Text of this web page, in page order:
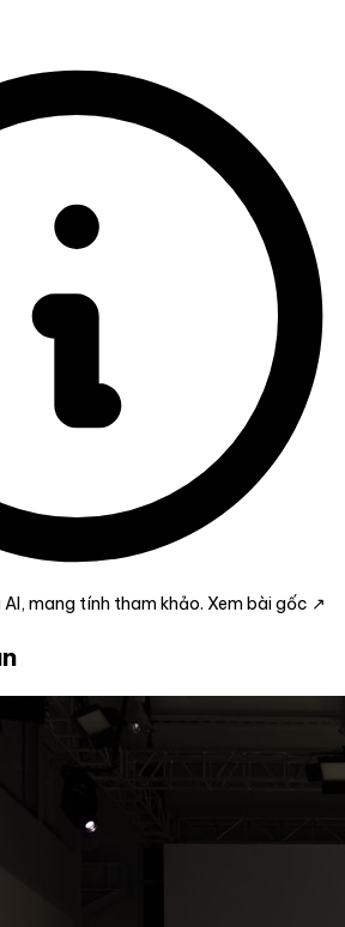
mang tính tham khảo. Xem bài gốc ↗